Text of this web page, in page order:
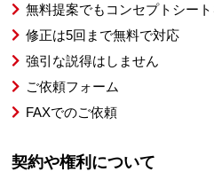
無料提案でもコンセプトシー
修正は5回まで無料で対応
強引な説得はしません
ご依頼フォーム
FAXでのご依頼
契約や権利について